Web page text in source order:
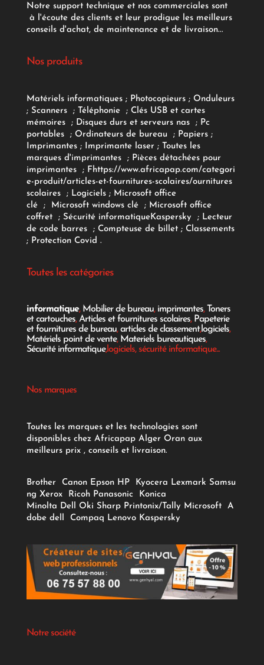
Notre support technique et nos commerciales sont
à l'écoute des clients et leur prodigue les meilleurs
conseils d'achat, de maintenance et de livraison...
Nos produits
Matériels informatiques; Photocopieurs; Onduleurs
; Scanners ; Téléphonie ; Clés USB et cartes
mémoires
; Disques durs et serveurs nas ; Pc
portables
; Ordinateurs de bureau ; Papiers;
Imprimantes;Imprimante laser; Toutes les
marques d'imprimantes
; Pièces détachées pour
imprimantes
; Fhttps://www.africapap.com/categori
e-produit/articles-et-fournitures-scolaires/ournitures
scolaires; Logiciels ; Microsoft office
clé
; Microsoft windows clé; Microsoft office
coffret ; Sécurité informatiqueKaspersky ; Lecteur
de code barres
; Compteuse de billet; Classements
; Protection Covid .
Toutes les catégories
informatique, Mobilier de bureau, imprimantes, Toners
et cartouches,Articles et fournitures scolaires, Papeterie
et fournitures de bureau,articles de classement,logiciels,
Matériels point de vente, Materiels bureautiques,
Sécurité informatique,logiciels, sécurité informatique...
Nos marques
Toutes les marques et les technologies sont
disponibles chez Africapap Alger Oran aux
meilleurs prix , conseils et livraison.
Brother Canon Epson HP Kyocera Lexmark Samsu
ng Xerox Ricoh Panasonic
Konica
Minolta Dell Oki Sharp Printonix/Tally Microsoft
A
dobe dell Compaq Lenovo Kaspersky
Notre société